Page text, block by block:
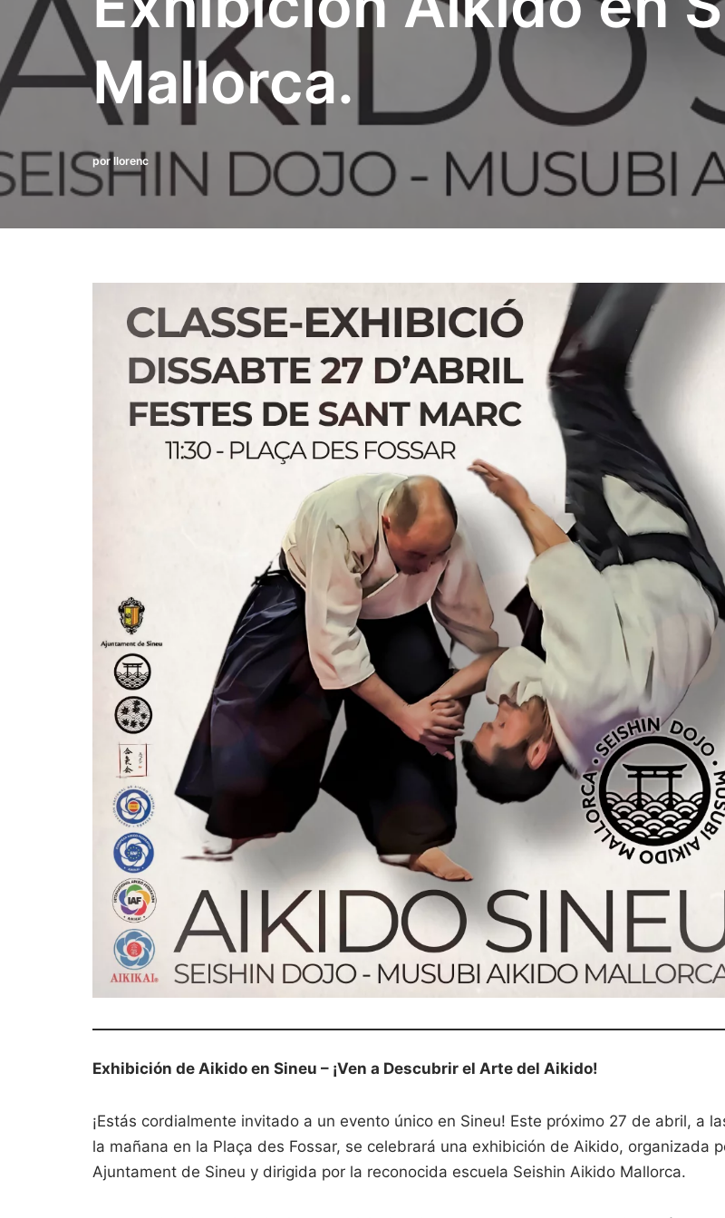
Mallorca.
por llorenc
Exhibición de Aikido en Sineu – ¡Ven a Descubrir el Arte del Aikido!
¡Estás cordialmente invitado a un evento único en Sineu! Este próximo 27 de abril, a
la mañana en la Plaça des Fossar, se celebrará una exhibición de Aikido, organizada
Ajuntament de Sineu y dirigida por la reconocida escuela Seishin Aikido Mallorca.